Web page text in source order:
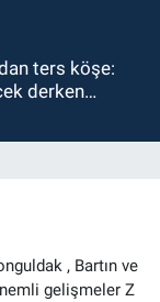
ters köşe:
derken…
, Bartın ve
gelişmeler Z